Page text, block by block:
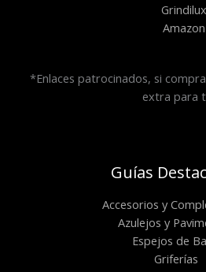
Grindilux
Amazon
*Enlaces patrocinados, si
extra para
Guías
Accesorios y
Azulejos y
Espejos de
Griferías